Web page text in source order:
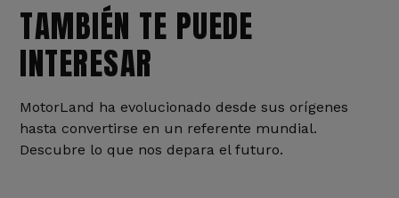
TAMBIÉN TE PUEDE
INTERESAR
MotorLand ha evolucionado desde sus orígenes
hasta convertirse en un referente mundial.
Descubre lo que nos depara el futuro.